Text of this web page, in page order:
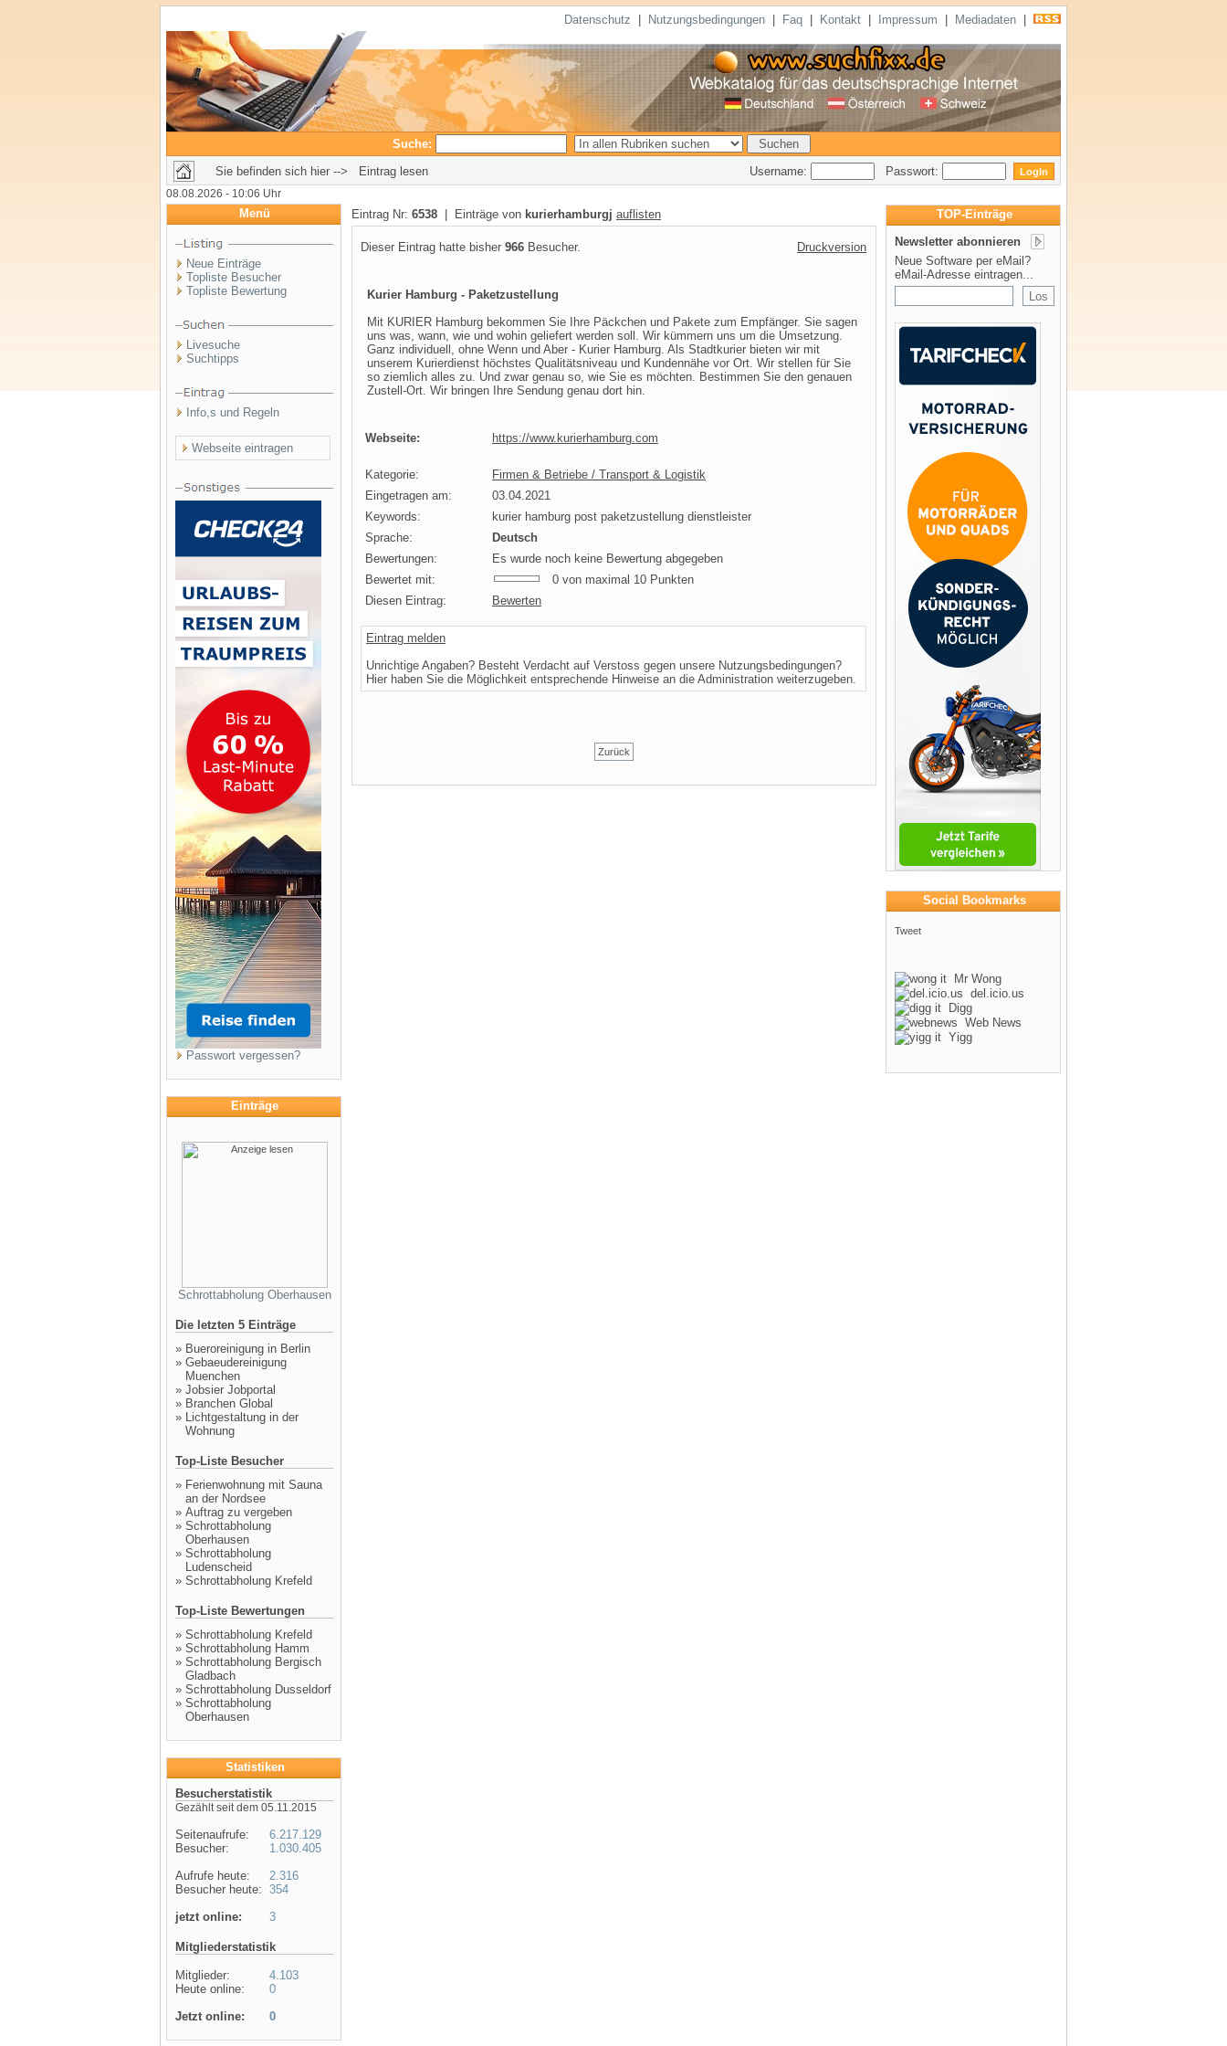
Datenschutz Nutzungsbedingungen Faq Kontakt Impressum Mediadaten
Suche:
Sie befinden sich hier --> Eintrag lesen
Username: Passwort:
08.08.2026 - 10:06 Uhr
Menü
Neue Einträge
Topliste Besucher
Topliste Bewertung
Livesuche
Suchtipps
Info,s und Regeln
Webseite eintragen
Passwort vergessen?
Einträge
Schrottabholung Oberhausen
Die letzten 5 Einträge
» Bueroreinigung in Berlin
» Gebaeudereinigung
Muenchen
» Jobsier Jobportal
» Branchen Global
» Lichtgestaltung in der
Wohnung
Top-Liste Besucher
» Ferienwohnung mit Sauna
an der Nordsee
» Auftrag zu vergeben
» Schrottabholung
Oberhausen
» Schrottabholung
Ludenscheid
» Schrottabholung Krefeld
Top-Liste Bewertungen
» Schrottabholung Krefeld
» Schrottabholung Hamm
» Schrottabholung Bergisch
Gladbach
» Schrottabholung Dusseldorf
» Schrottabholung
Oberhausen
Statistiken
Besucherstatistik
Gezählt seit dem 05.11.2015
Seitenaufrufe:
Besucher:
Aufrufe heute:
Besucher heute:
jetzt online:
6.217.129
1.030.405
2.316
354
3
Mitgliederstatistik
Mitglieder:
Heute online:
4.103
0
Jetzt online:
0
Eintrag Nr: 6538 | Einträge von kurierhamburgj auflisten
Dieser Eintrag hatte bisher 966 Besucher. Druckversion
Kurier Hamburg - Paketzustellung
Mit KURIER Hamburg bekommen Sie Ihre Päckchen und Pakete zum Empfänger. Sie sagen
uns was, wann, wie und wohin geliefert werden soll. Wir kümmern uns um die Umsetzung.
Ganz individuell, ohne Wenn und Aber - Kurier Hamburg. Als Stadtkurier bieten wir mit
unserem Kurierdienst höchstes Qualitätsniveau und Kundennähe vor Ort. Wir stellen für Sie
so ziemlich alles zu. Und zwar genau so, wie Sie es möchten. Bestimmen Sie den genauen
Zustell-Ort. Wir bringen Ihre Sendung genau dort hin.
Webseite: https://www.kurierhamburg.com
Kategorie:
Firmen & Betriebe / Transport & Logistik
Eingetragen am:
03.04.2021
Keywords:
kurier hamburg post paketzustellung dienstleister
Sprache:
Deutsch
Bewertungen:
Es wurde noch keine Bewertung abgegeben
Bewertet mit:
0 von maximal 10 Punkten
Diesen Eintrag:
Bewerten
Eintrag melden
Unrichtige Angaben? Besteht Verdacht auf Verstoss gegen unsere Nutzungsbedingungen?
Hier haben Sie die Möglichkeit entsprechende Hinweise an die Administration weiterzugeben.
Zurück
TOP-Einträge
Newsletter abonnieren
Neue Software per eMail?
eMail-Adresse eintragen...
Social Bookmarks
Tweet
Mr Wong
del.icio.us
Digg
Web News
Yigg